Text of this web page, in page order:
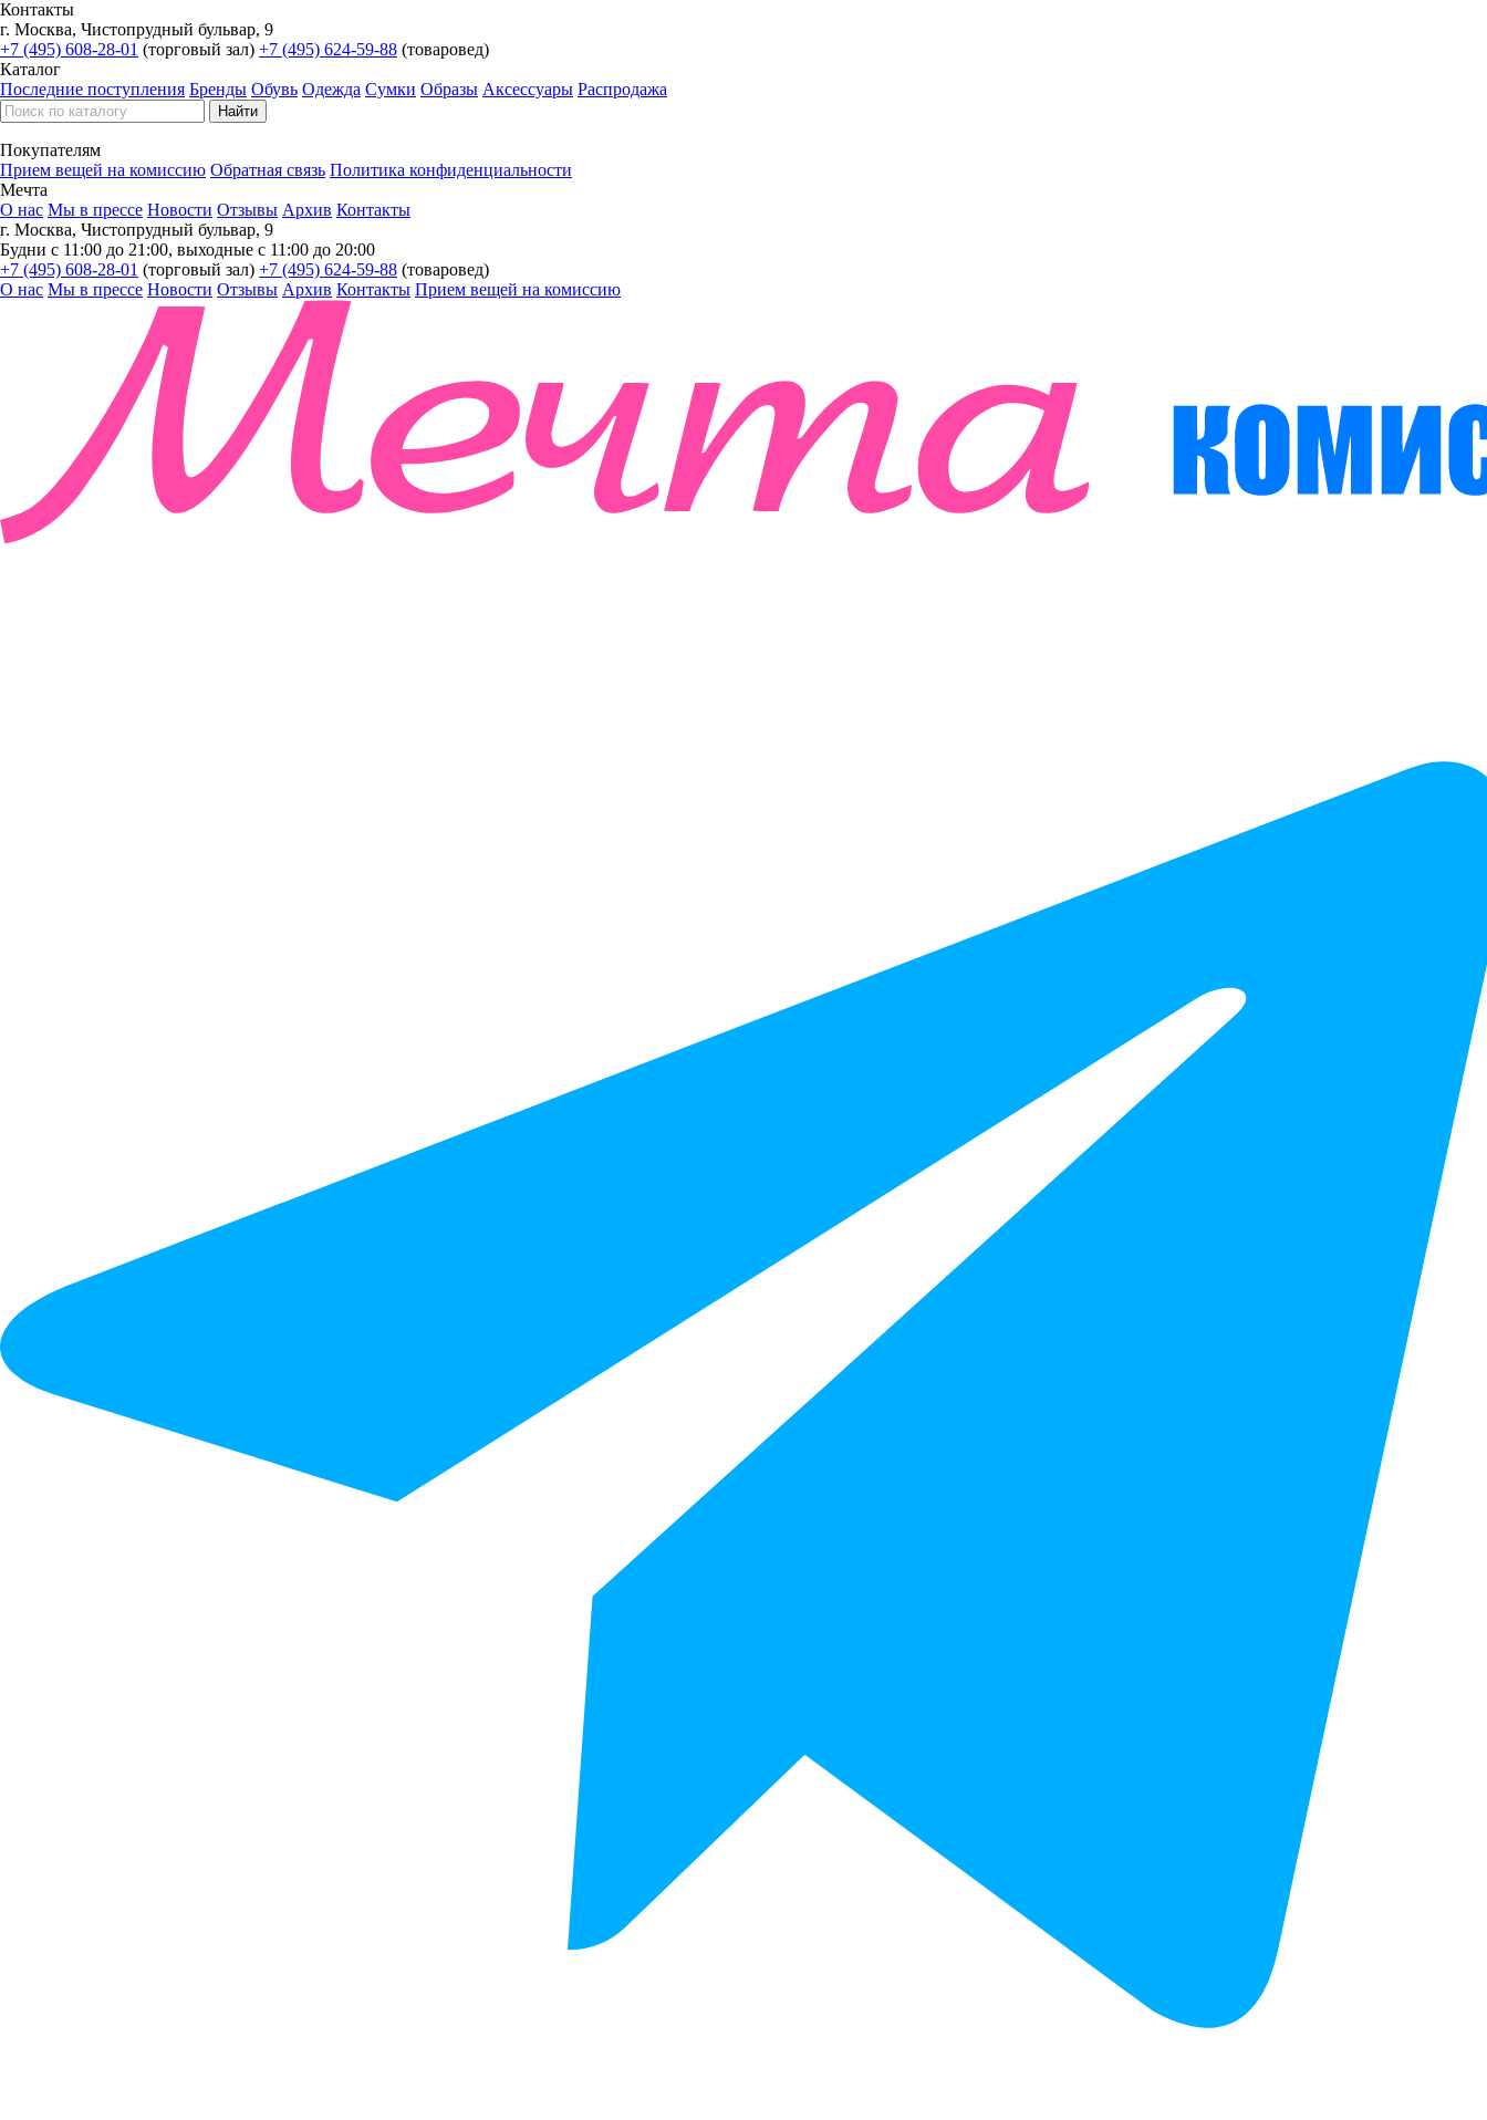
Контакты
г. Москва, Чистопрудный бульвар, 9
+7 (495) 608-28-01 (торговый зал) +7 (495) 624-59-88 (товаровед)
Каталог
Последние поступления Бренды Обувь Одежда Сумки Образы Аксессуары Распродажа
Покупателям
Прием вещей на комиссию Обратная связь Политика конфиденциальности
Мечта
О нас Мы в прессе Новости Отзывы Архив Контакты
г. Москва, Чистопрудный бульвар, 9
Будни с 11:00 до 21:00, выходные с 11:00 до 20:00
+7 (495) 608-28-01 (торговый зал) +7 (495) 624-59-88 (товаровед)
О нас Мы в прессе Новости Отзывы Архив Контакты Прием вещей на комиссию